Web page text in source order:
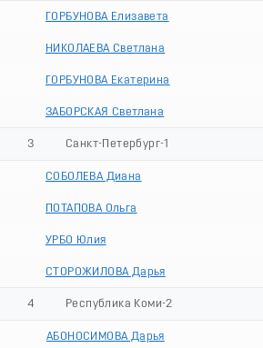
ГОРБУНОВА Елизавета
НИКОЛАЕВА Светлана
ГОРБУНОВА Екатерина
ЗАБОРСКАЯ Светлана
3 Санкт-Петербург-1
СОБОЛЕВА Диана
ПОТАПОВА Ольга
УРБО Юлия
СТОРОЖИЛОВА Дарья
4 Республика Коми-2
АБОНОСИМОВА Дарья